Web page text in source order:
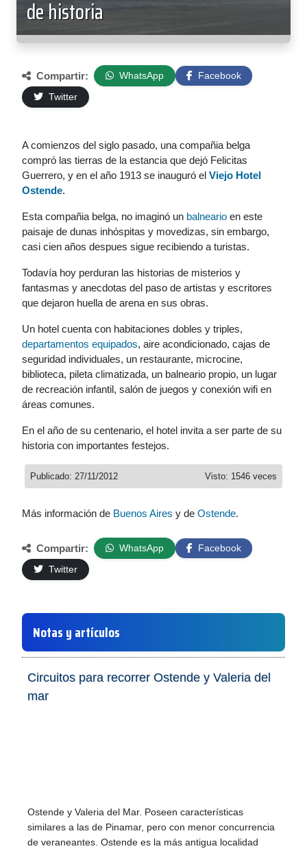
de historia
Compartir: WhatsApp
Facebook
Twitter
A comienzos del siglo pasado, una compañia belga
compró las tierras de la estancia que dejó Felicitas
Guerrero, y en el año 1913 se inauguró el Viejo Hotel
Ostende.
Esta compañia belga, no imaginó un balneario en este
paisaje de dunas inhóspitas y movedizas, sin embargo,
casi cien años despues sigue recibiendo a turistas.
Todavía hoy perduran las historias de misterios y
fantasmas y anecdotas del paso de artistas y escritores
que dejaron huella de arena en sus obras.
Un hotel cuenta con habitaciones dobles y triples,
departamentos equipados, aire acondicionado, cajas de
seguridad individuales, un restaurante, microcine,
biblioteca, pileta climatizada, un balneario propio, un lugar
de recreación infantil, salón de juegos y conexión wifi en
áreas comunes.
En el año de su centenario, el hotel invita a ser parte de su
historia con importantes festejos.
Visto: 1546 veces
Publicado: 27/11/2012
Más información de Buenos Aires y de Ostende.
Compartir: WhatsApp
Facebook
Twitter
Notas y artículos
Circuitos para recorrer Ostende y Valeria del
mar
Ostende y Valeria del Mar. Poseen características
similares a las de Pinamar, pero con menor concurrencia
de veraneantes. Ostende es la más antigua localidad